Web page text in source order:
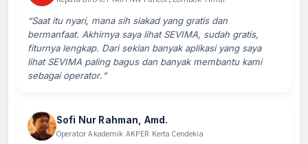
“Saat itu nyari, mana sih siakad yang gratis dan
bermanfaat. Akhirnya saya lihat SEVIMA, sudah gratis,
fiturnya lengkap. Dari sekian banyak aplikasi yang saya
lihat SEVIMA paling bagus dan banyak membantu kami
sebagai operator.”
Sofi Nur Rahman, Amd.
Operator Akademik AKPER Kerta Cendekia